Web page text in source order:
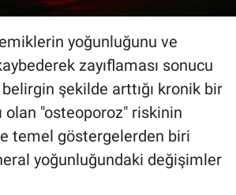
yoğunluğunu ve
kaybederek zayıflaması sonucu
belirgin şekilde arttığı kronik bir
olan "osteoporoz" riskinin
temel göstergelerden biri
yoğunluğundaki değişimler